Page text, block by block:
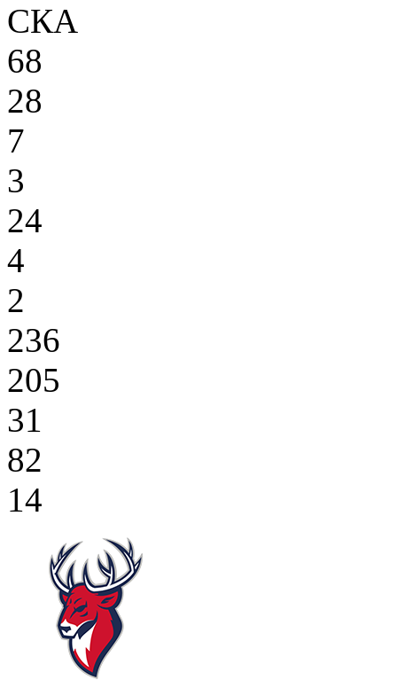
СКА
68
28
7
3
24
4
2
236
205
31
82
14